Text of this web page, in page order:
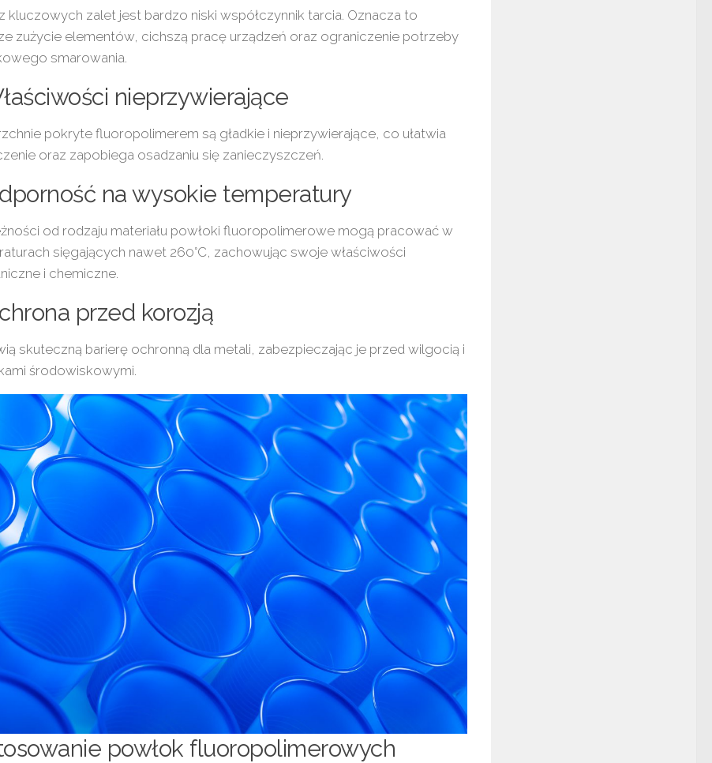
z kluczowych zalet jest bardzo niski współczynnik tarcia. Oznacza to
zużycie elementów, cichszą pracę urządzeń oraz ograniczenie potrzeby
smarowania.
nieprzywierające
pokryte fluoropolimerem są gładkie i nieprzywierające, co ułatwia
oraz zapobiega osadzaniu się zanieczyszczeń.
na wysokie temperatury
od rodzaju materiału powłoki fluoropolimerowe mogą pracować w
sięgających nawet 260°C, zachowując swoje właściwości
i chemiczne.
przed korozją
skuteczną barierę ochronną dla metali, zabezpieczając je przed wilgocią i
środowiskowymi.
powłok fluoropolimerowych